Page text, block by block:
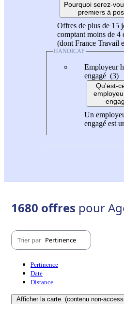
Pourquoi serez-
premiers à
Offres de plus de 15
comptant moins de 4
(dont France Travail
HANDICAP
Employeur
engagé (3)
Qu'est-
Un
engagé est
1680 offres pour
Trier par Pertinence
Pertinence
Date
Distance
Afficher la carte (contenu non-